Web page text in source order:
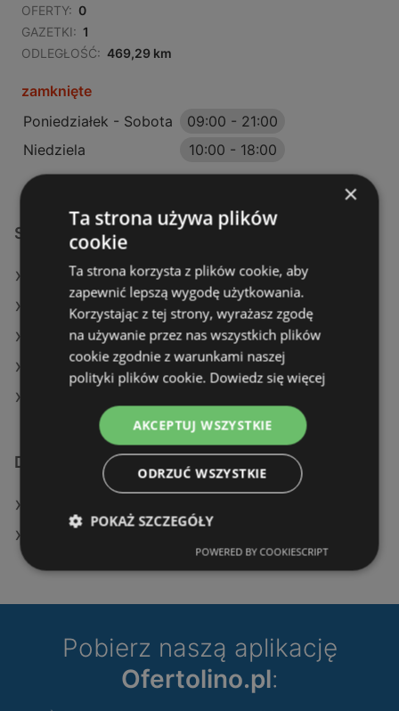
OFERTY: 0
GAZETKI: 1
ODLEGŁOŚĆ: 469,29 km
zamknięte
Poniedziałek - Sobota
09:00 - 21:00
Niedziela
10:00 - 18:00
Sklepy KiK w:
KiK w Podgórzyn
KiK w Osielsko
KiK w Stęszew
KiK w Wągrowiec (Gmina)
Dodatkowe łącza
Pobierz naszą aplikację
Ofertolino.pl:
×
Ta strona używa plików
cookie
Ta strona korzysta z plików cookie, aby
zapewnić lepszą wygodę użytkowania.
Korzystając z tej strony, wyrażasz zgodę
na używanie przez nas wszystkich plików
cookie zgodnie z warunkami naszej
polityki plików cookie. Dowiedz się więcej
AKCEPTUJ WSZYSTKIE
ODRZUĆ WSZYSTKIE
POKAŻ SZCZEGÓŁY
POWERED BY COOKIESCRIPT